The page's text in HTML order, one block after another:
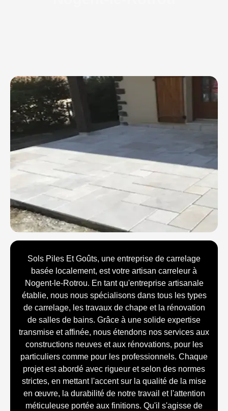
Sols Piles Et Goûts, une entreprise de carrelage
basée localement, est votre artisan carreleur à
Nogent-le-Rotrou. En tant qu'entreprise artisanale
établie, nous nous spécialisons dans tous les types
de carrelage, les travaux de chape et la rénovation
de salles de bains. Grâce à une solide expertise
transmise et affinée, nous étendons nos services aux
constructions neuves et aux rénovations, pour les
particuliers comme pour les professionnels. Chaque
projet est abordé avec rigueur et selon des normes
strictes, en mettant l'accent sur la qualité de la mise
en œuvre, la durabilité de notre travail et l'attention
méticuleuse portée aux finitions. Qu'il s'agisse de